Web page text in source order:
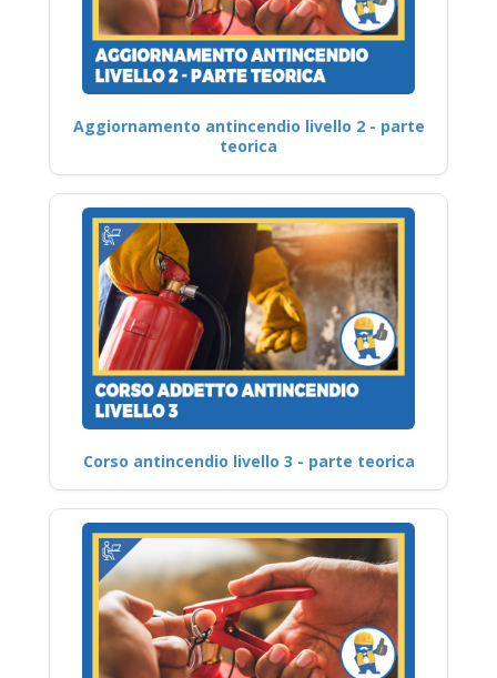
Aggiornamento antincendio livello 2 - parte
teorica
Corso antincendio livello 3 - parte teorica